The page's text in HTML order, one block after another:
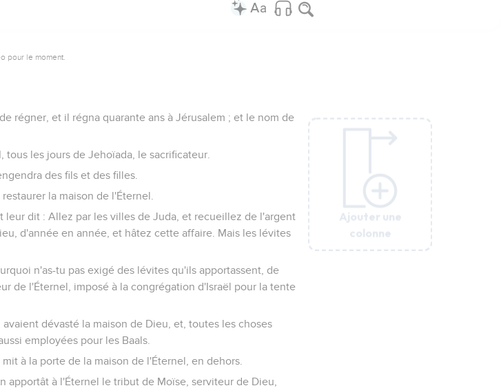
Ajouter une
colonne
Ajouter une
colonne
pour le moment.
régner, et il régna quarante ans à Jérusalem ; et le nom de
les jours de Jehoïada, le sacrificateur.
des fils et des filles.
la maison de l'Éternel.
leur dit : Allez par les villes de Juda, et recueillez de l'argent
d'année en année, et hâtez cette affaire. Mais les lévites
n'as-tu pas exigé des lévites qu'ils apportassent, de
de l'Éternel, imposé à la congrégation d'Israël pour la tente
dévasté la maison de Dieu, et, toutes les choses
employées pour les Baals.
à la porte de la maison de l'Éternel, en dehors.
apportât à l'Éternel le tribut de Moïse, serviteur de Dieu,
Ajouter une
colonne
Ajouter une
colonne
Ajouter une
colonne
Ajouter une
colonne